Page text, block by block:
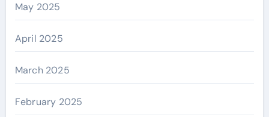
May 2025
April 2025
March 2025
February 2025